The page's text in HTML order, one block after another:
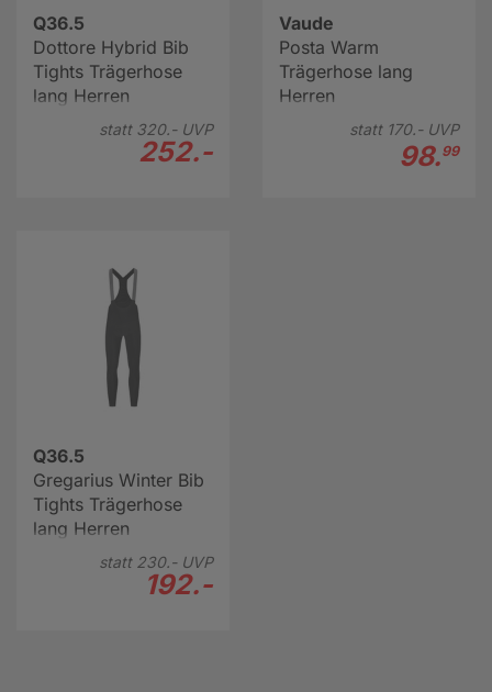
Q36.5
Dottore Hybrid Bib
Tights Trägerhose
lang Herren
statt 320.-UVP
252.-
Vaude
Posta Warm
Trägerhose lang
Herren
statt 170.-UVP
98.99
Q36.5
Gregarius Winter Bib
Tights Trägerhose
lang Herren
statt 230.-UVP
192.-